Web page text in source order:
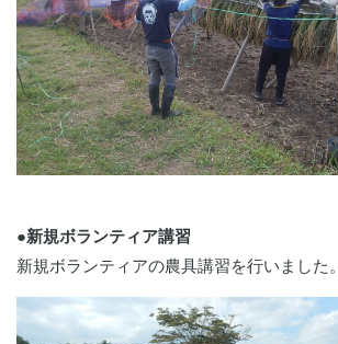
●新規ボランティア講習
新規ボランティアの農具講習を行いました。